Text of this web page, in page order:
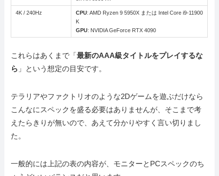
4K / 240Hz CPU: AMD Ryzen 9 5950X または Intel Core i9-11900
K
GPU: NVIDIA GeForce RTX 4090
これらはあくまで「最新のAAA級タイトルをプレイするな
ら 」という想定の目安です。
テラリアやファクトリオのような2Dゲームを遊ぶだけなら
こんなにスペックを盛る必要はありませんが、そこまで考
えたらきりが無いので、あえて分かりやすく言い切りまし
た。
一般的には上記の表の内容が、モニターとPCスペックのち